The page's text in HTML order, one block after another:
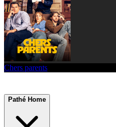
Chers parents
Pathé Home